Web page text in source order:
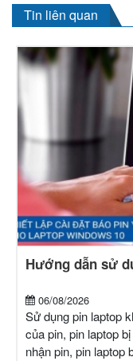
Tin liên quan
Hướng dẫn sử
06/08/2026
Sử dụng pin laptop
của pin, pin laptop
nhận pin, pin laptop